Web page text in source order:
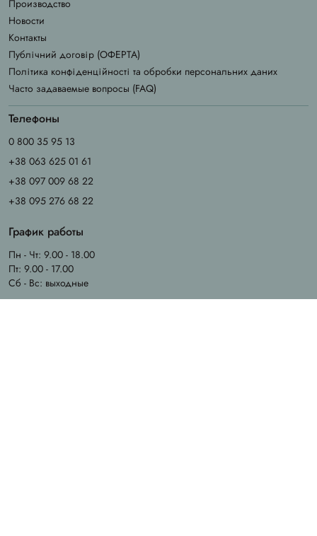
Производство
Новости
Контакты
Публічний договір (ОФЕРТА)
Політика конфіденційності та обробки персональних даних
Часто задаваемые вопросы (FAQ)
Телефоны
0 800 35 95 13
+38 063 625 01 61
+38 097 009 68 22
+38 095 276 68 22
График работы
Пн - Чт: 9.00 - 18.00
Пт: 9.00 - 17.00
Сб - Вс: выходные